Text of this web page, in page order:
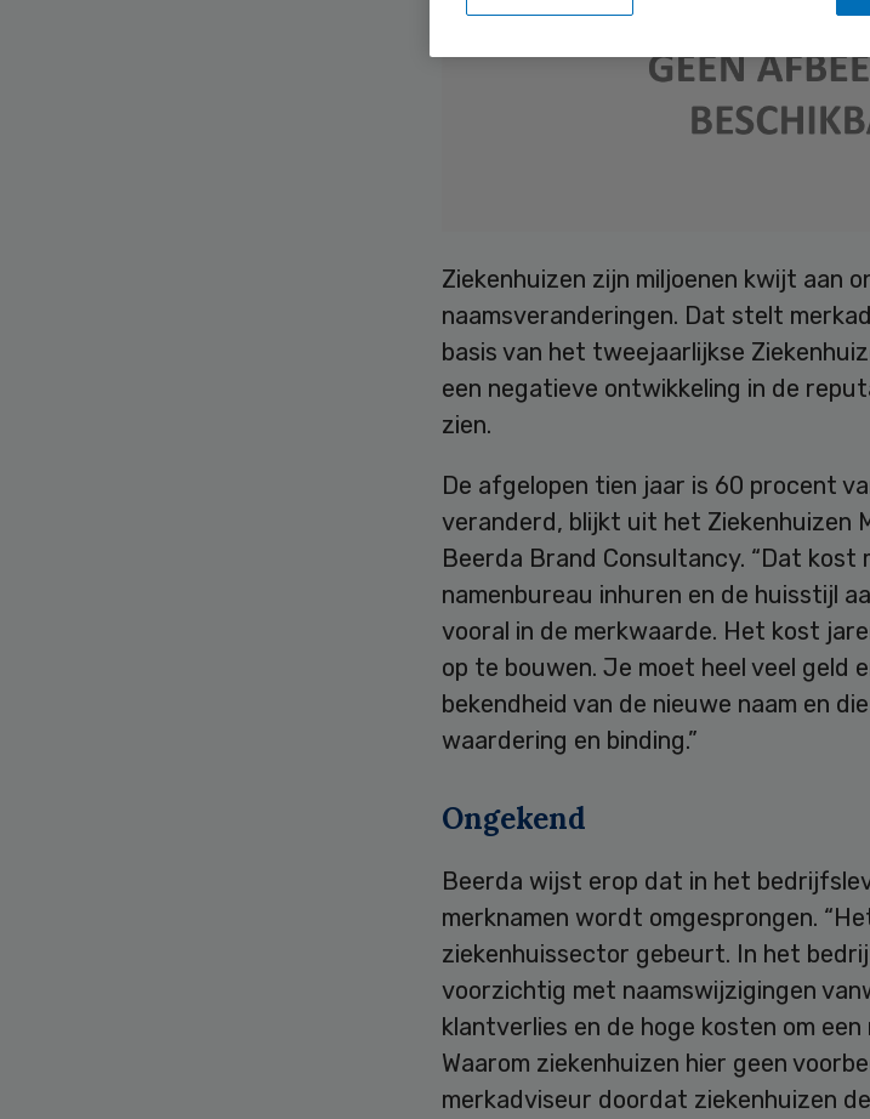
Ziekenhuizen zijn miljoenen kwijt aan
naamsveranderingen. Dat stelt
basis van het tweejaarlijkse
een negatieve ontwikkeling in de
zien.
De afgelopen tien jaar is 60 procent
veranderd, blijkt uit het Ziekenhuizen
Beerda Brand Consultancy. “Dat kost
namenbureau inhuren en de huisstijl
vooral in de merkwaarde. Het kost
op te bouwen. Je moet heel veel geld
bekendheid van de nieuwe naam en
waardering en binding.”
Ongekend
Beerda wijst erop dat in het
merknamen wordt omgesprongen.
ziekenhuissector gebeurt. In het
voorzichtig met naamswijzigingen
klantverlies en de hoge kosten om
Waarom ziekenhuizen hier geen
merkadviseur doordat ziekenhuizen